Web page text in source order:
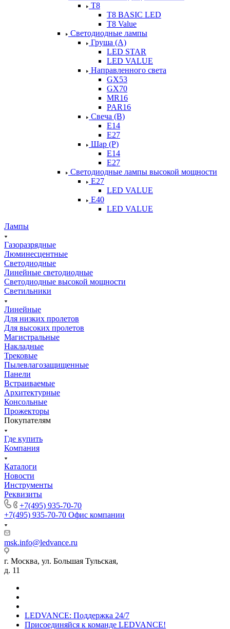
Т8
T8 BASIC LED
T8 Value
Светодиодные лампы
Груша (А)
LED STAR
LED VALUE
Направленного света
GX53
GX70
MR16
PAR16
Свеча (В)
Е14
Е27
Шар (Р)
Е14
Е27
Светодиодные лампы высокой мощности
Е27
LED VALUE
Е40
LED VALUE
Лампы
Газоразрядные
Люминесцентные
Светодиодные
Линейные светодиодные
Светодиодные высокой мощности
Светильники
Линейные
Для низких пролетов
Для высоких пролетов
Магистральные
Накладные
Трековые
Пылевлагозащищенные
Панели
Встраиваемые
Архитектурные
Консольные
Прожекторы
Покупателям
Где купить
Компания
Каталоги
Новости
Инструменты
Реквизиты
+7(495) 935-70-70
+7(495) 935-70-70 Офис компании
msk.info@ledvance.ru
г. Москва, ул. Большая Тульская,
д. 11
LEDVANCE: Поддержка 24/7
Присоединяйся к команде LEDVANCE!